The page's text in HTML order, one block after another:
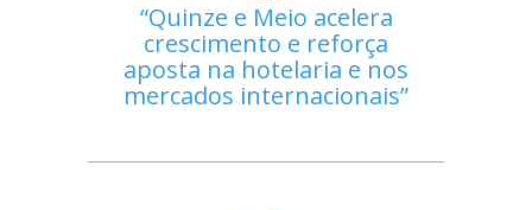
Quinze e Meio acelera
crescimento e reforça
aposta na hotelaria e nos
mercados internacionais